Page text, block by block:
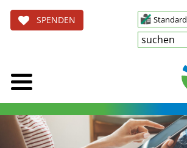
SPENDEN Standard